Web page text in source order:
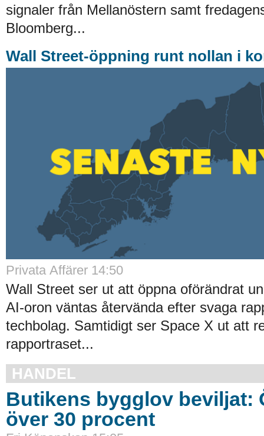
signaler från Mellanöstern samt
Bloomberg...
Wall Street-öppning runt nollan i
Privata Affärer 14:50
Wall Street ser ut att öppna oförändrat
AI-oron väntas återvända efter svaga
techbolag. Samtidigt ser Space X ut att
rapportraset...
HANDEL
Butikens bygglov beviljat:
över 30 procent